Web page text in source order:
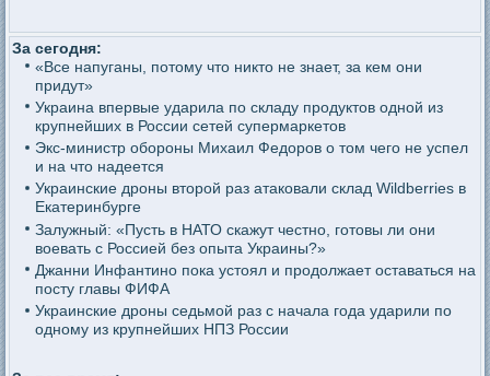
За сегодня:
«Все напуганы, потому что никто не знает, за кем они
придут»
Украина впервые ударила по складу продуктов одной из
крупнейших в России сетей супермаркетов
Экс-министр обороны Михаил Федоров о том чего не успел
и на что надеется
Украинские дроны второй раз атаковали склад Wildberries в
Екатеринбурге
Залужный: «Пусть в НАТО скажут честно, готовы ли они
воевать с Россией без опыта Украины?»
Джанни Инфантино пока устоял и продолжает оставаться на
посту главы ФИФА
Украинские дроны седьмой раз с начала года ударили по
одному из крупнейших НПЗ России